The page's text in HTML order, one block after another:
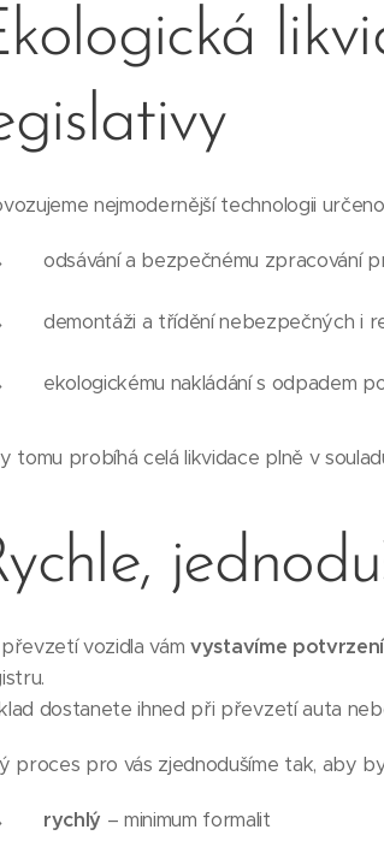
nejmodernější technologii
odsávání a bezpečnému zpracování
demontáži a třídění nebezpečných i
ekologickému nakládání s odpadem
tomu probíhá celá likvidace plně v
vozidla vámvystavíme
dostanete ihned při převzetí auta
proces pro vás zjednodušíme tak, aby
rychlý – minimum formalit